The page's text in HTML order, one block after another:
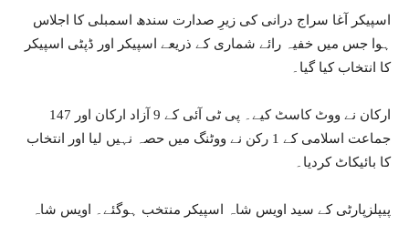
اسپیکر آغا سراج درانی کی زیرِ صدارت سندھ اسمبلی کا اجلاس
ہوا جس میں خفیہ رائے شماری کے ذریعے اسپیکر اور ڈپٹی اسپیکر
کا انتخاب کیا گیا۔
147 ارکان نے ووٹ کاسٹ کیے۔ پی ٹی آئی کے 9 آزاد ارکان اور
جماعت اسلامی کے 1 رکن نے ووٹنگ میں حصہ نہیں لیا اور انتخاب
کا بائیکاٹ کردیا۔
پیپلزپارٹی کے سید اویس شاہ اسپیکر منتخب ہوگئے۔ اویس شاہ